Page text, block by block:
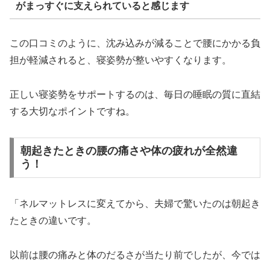
がまっすぐに支えられていると感じます
この口コミのように、沈み込みが減ることで腰にかかる負
担が軽減されると、寝姿勢が整いやすくなります。
正しい寝姿勢をサポートするのは、毎日の睡眠の質に直結
する大切なポイントですね。
朝起きたときの腰の痛さや体の疲れが全然違
う！
「ネルマットレスに変えてから、夫婦で驚いたのは朝起き
たときの違いです。
以前は腰の痛みと体のだるさが当たり前でしたが、今では